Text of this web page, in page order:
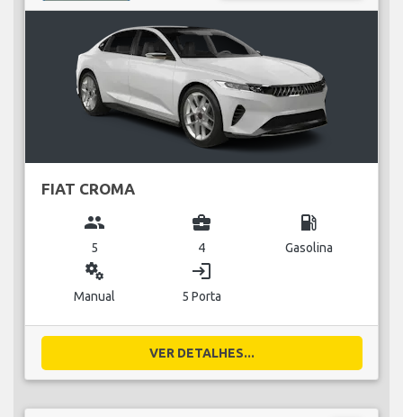
FIAT CROMA
group
5
business_center
4
local_gas_station
Gasolina
miscellaneous_services
Manual
login
5 Porta
VER DETALHES...